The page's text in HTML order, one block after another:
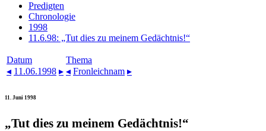
Predigten
Chronologie
1998
11.6.98: „Tut dies zu meinem Gedächtnis!“
Datum
◂ 11.06.1998 ▸
Thema
◂ Fronleichnam ▸
11. Juni 1998
„Tut dies zu meinem Gedächtnis!“